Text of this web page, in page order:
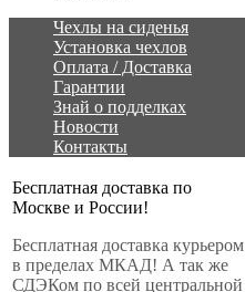
Чехлы на сиденья
Установка чехлов
Оплата / Доставка
Гарантии
Знай о подделках
Новости
Контакты
Бесплатная доставка по
Москве и России!
Бесплатная доставка курьером
в пределах МКАД! А так же
СДЭКом по всей центральной